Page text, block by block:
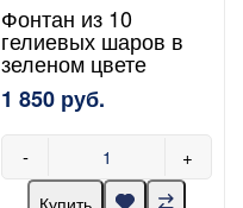
Фонтан из 10
гелиевых шаров в
зеленом цвете
1 850 руб.
- +
Купить